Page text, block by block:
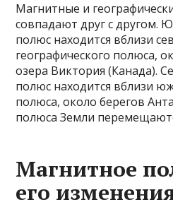
Магнитные и
совпадают друг с другом.
полюс находится вблизи
географического полюса,
озера Виктория (Канада).
полюс находится вблизи
полюса, около берегов
полюса Земли
Магнитное
его